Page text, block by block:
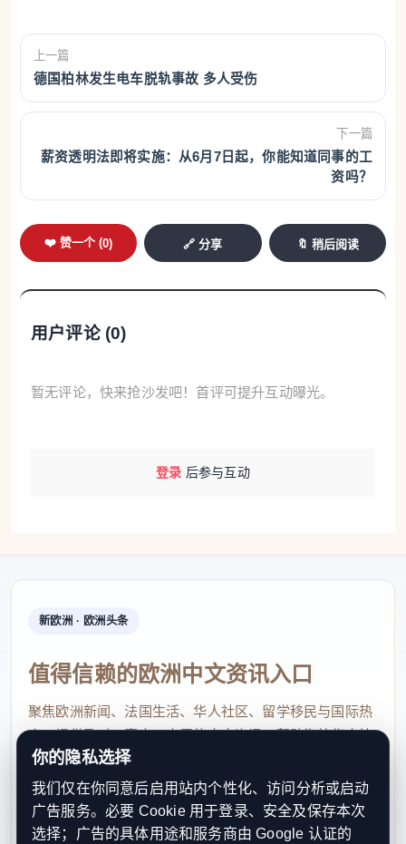
上一篇
德国柏林发生电车脱轨事故 多人受伤
下一篇
薪资透明法即将实施：从6月7日起，你能知道同事的工
资吗？
❤️ 赞一个 (0) 🔗 分享 🔖 稍后阅读
用户评论 (0)
暂无评论，快来抢沙发吧！首评可提升互动曝光。
登录 后参与互动
新欧洲 · 欧洲头条
值得信赖的欧洲中文资讯入口
聚焦欧洲新闻、法国生活、华人社区、留学移民与国际热
点，提供及时、真实、实用的中文资讯，帮助海外华人快
速了解欧洲动态。
contact@xinouzhou.com
服务支持、版权与合作：工作日优先处理站务、投稿与权
你的隐私选择
我们仅在你同意后启用站内个性化、访问分析或启动
广告服务。必要 Cookie 用于登录、安全及保存本次
选择；广告的具体用途和服务商由 Google 认证的